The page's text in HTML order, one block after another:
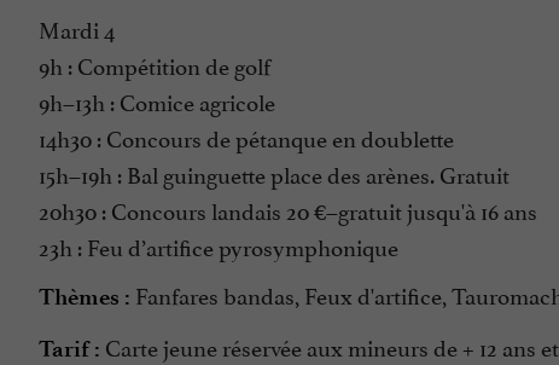
Mardi 4
9h : Compétition de golf
9h–13h : Comice agricole
14h30 : Concours de pétanque en doublette
15h–19h : Bal guinguette place des arènes. Gratuit
20h30 : Concours landais 20 €–gratuit jusqu'à 16 ans
23h : Feu d’artifice pyrosymphonique
Thèmes : Fanfares bandas, Feux d'artifice,
Tarif : Carte jeune réservée aux mineurs de + 12 ans